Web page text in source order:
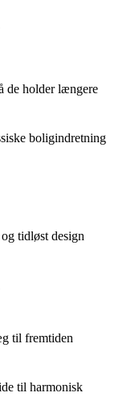
de holder længere
boligindretning
tidløst design
til fremtiden
til harmonisk